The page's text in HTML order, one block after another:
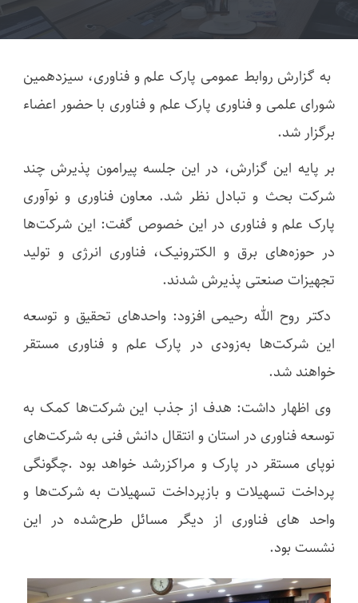
به گزارش روابط عمومی پارک علم و فناوری، سیزدهمین
شورای علمی و فناوری پارک علم و فناوری با حضور اعضاء
برگزار شد.
بر پایه این گزارش، در این جلسه پیرامون پذیرش چند
شرکت بحث و تبادل نظر شد. معاون فناوری و نوآوری
پارک علم و فناوری در این خصوص گفت: این شرکت‌ها
در حوزه‌های برق و الکترونیک، فناوری انرژی و تولید
تجهیزات صنعتی پذیرش شدند.
دکتر روح الله رحیمی افزود: واحدهای تحقیق و توسعه
این شرکت‌ها به‌زودی در پارک علم و فناوری مستقر
خواهند شد.
وی اظهار داشت: هدف از جذب این شرکت‌ها کمک به
توسعه فناوری در استان و انتقال دانش فنی به شرکت‌های
نوپای مستقر در پارک و مراکزرشد خواهد بود .چگونگی
پرداخت تسهیلات و بازپرداخت تسهیلات به شرکت‌ها و
واحد های فناوری از دیگر مسائل طرح‌شده در این
نشست بود.